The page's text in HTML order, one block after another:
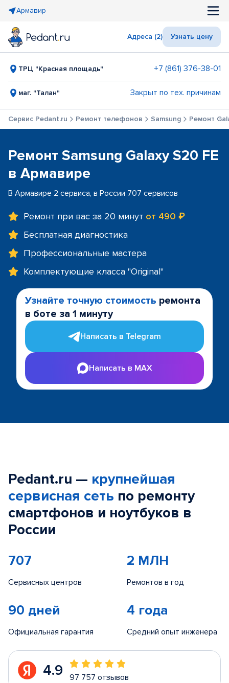
Армавир
Адреса (2) Узнать цену
ТРЦ "Красная площадь" +7 (861) 376-38-01
маг. "Талан" Закрыт по тех. причинам
Сервис Pedant.ru Ремонт телефонов Samsung Ремонт
Ремонт Samsung Galaxy S20 FE
в Армавире
В Армавире 2 сервиса, в России 707 сервисов
Ремонт при вас за 20 минут от 490 ₽
Бесплатная диагностика
Профессиональные мастера
Комплектующие класса "Original"
Узнайте точную стоимость ремонта
в боте за 1 минуту
Написать в Telegram
Написать в MAX
Pedant.ru — крупнейшая
сервисная сеть по ремонту
смартфонов и ноутбуков в
России
707
Сервисных центров
2 МЛН
Ремонтов в год
90 дней
Официальная гарантия
4 года
Средний опыт инженера
4.9 97 757 отзывов